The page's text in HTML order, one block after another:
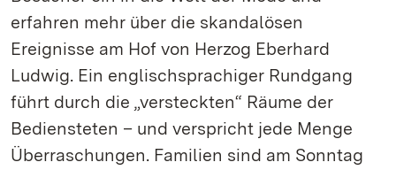
erfahren mehr über die skandalösen
Ereignisse am Hof von Herzog Eberhard
Ludwig. Ein englischsprachiger Rundgang
führt durch die „versteckten“ Räume der
Bediensteten – und verspricht jede Menge
Überraschungen. Familien sind am Sonntag